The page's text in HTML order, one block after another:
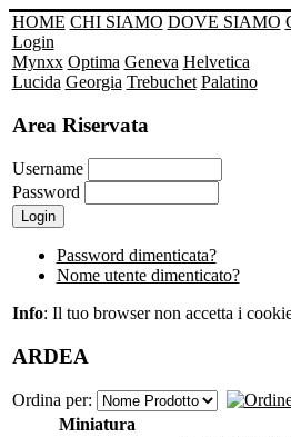
HOME CHI SIAMO DOVE SIAMO
Login
Mynxx Optima Geneva Helvetica
Lucida Georgia Trebuchet Palatino
Area Riservata
Username
Password
Password dimenticata?
Nome utente dimenticato?
Info: Il tuo browser non accetta i
ARDEA
Ordina per:
Miniatura